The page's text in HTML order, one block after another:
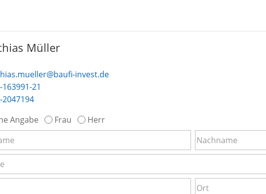
Müller
invest.de
21
2047194
Angabe
Frau Herr